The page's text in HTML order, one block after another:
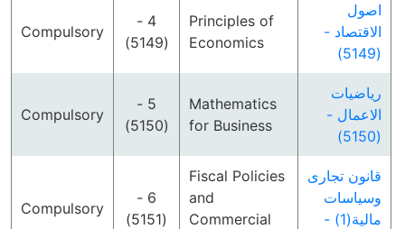
اصول
الاقتصاد -
(5149)
Principles of
Economics
4 -
(5149)
Compulsory
رياضيات
الاعمال -
(5150)
Mathematics
for Business
5 -
(5150)
Compulsory
قانون تجارى
وسياسات
مالية(1) -
Fiscal Policies
and
Commercial
6 -
(5151)
Compulsory